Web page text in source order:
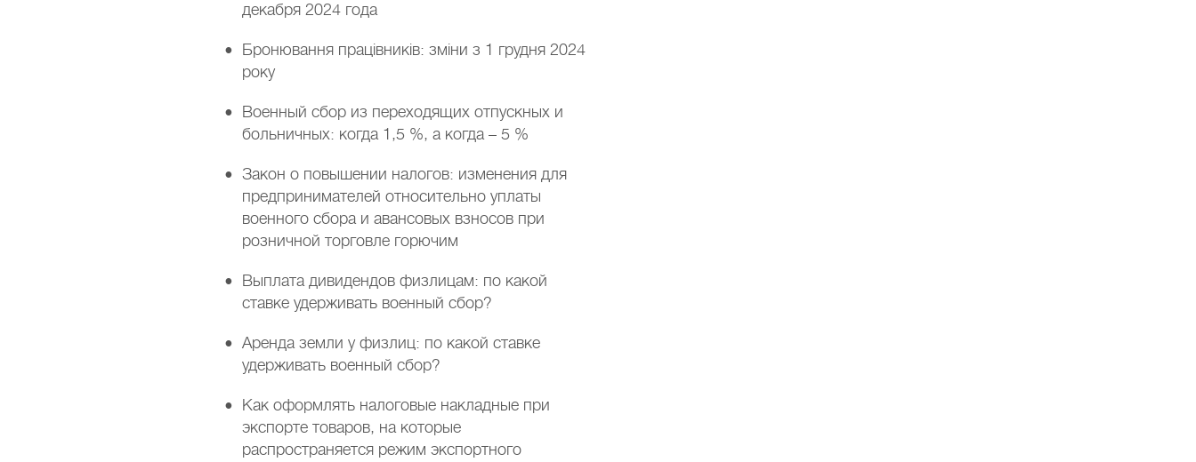
декабря 2024 года
Бронювання працівників: зміни з 1 грудня 2024
року
Военный сбор из переходящих отпускных и
больничных: когда 1,5 %, а когда – 5 %
Закон о повышении налогов: изменения для
предпринимателей относительно уплаты
военного сбора и авансовых взносов при
розничной торговле горючим
Выплата дивидендов физлицам: по какой
ставке удерживать военный сбор?
Аренда земли у физлиц: по какой ставке
удерживать военный сбор?
Как оформлять налоговые накладные при
экспорте товаров, на которые
распространяется режим экспортного